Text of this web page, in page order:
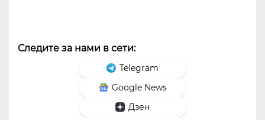
Следите за нами в сети:
Telegram
Google News
Дзен